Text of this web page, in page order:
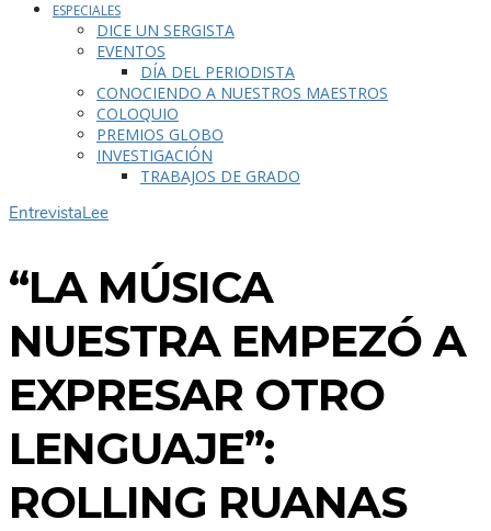
ESPECIALES
DICE UN SERGISTA
EVENTOS
DÍA DEL PERIODISTA
CONOCIENDO A NUESTROS MAESTROS
COLOQUIO
PREMIOS GLOBO
INVESTIGACIÓN
TRABAJOS DE GRADO
EntrevistaLee
“LA MÚSICA
NUESTRA EMPEZÓ A
EXPRESAR OTRO
LENGUAJE”:
ROLLING RUANAS